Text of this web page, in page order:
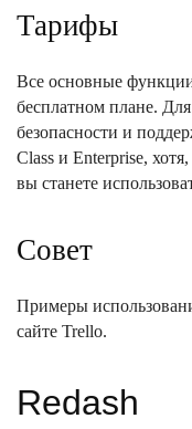
Тарифы
Все основные
бесплатном плане.
безопасности и
Class и Enterprise,
вы станете
Совет
Примеры
сайте Trello.
Redash